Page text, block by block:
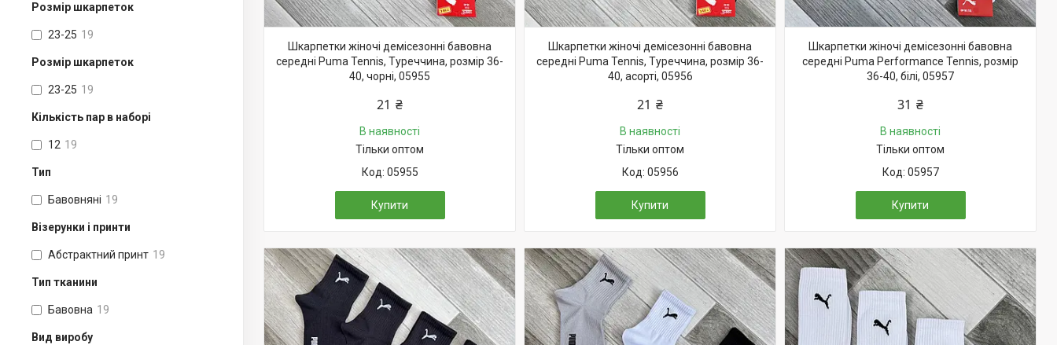
Розмір шкарпеток
23-25 19
Розмір шкарпеток
23-25 19
Кількість пар в наборі
12 19
Тип
Бавовняні 19
Візерунки і принти
Абстрактний принт 19
Тип тканини
Бавовна 19
Вид виробу
Шкарпетки жіночі демісезонні бавовна
середні Puma Tennis, Туреччина, розмір 36-
40, чорні, 05955
21 ₴
В наявності
Тільки оптом
05955
Купити
Шкарпетки жіночі демісезонні бавовна
середні Puma Tennis, Туреччина, розмір 36-
40, асорті, 05956
21 ₴
В наявності
Тільки оптом
05956
Купити
Шкарпетки жіночі демісезонні бавовна
середні Puma Performance Tennis, розмір
36-40, білі, 05957
31 ₴
В наявності
Тільки оптом
05957
Купити